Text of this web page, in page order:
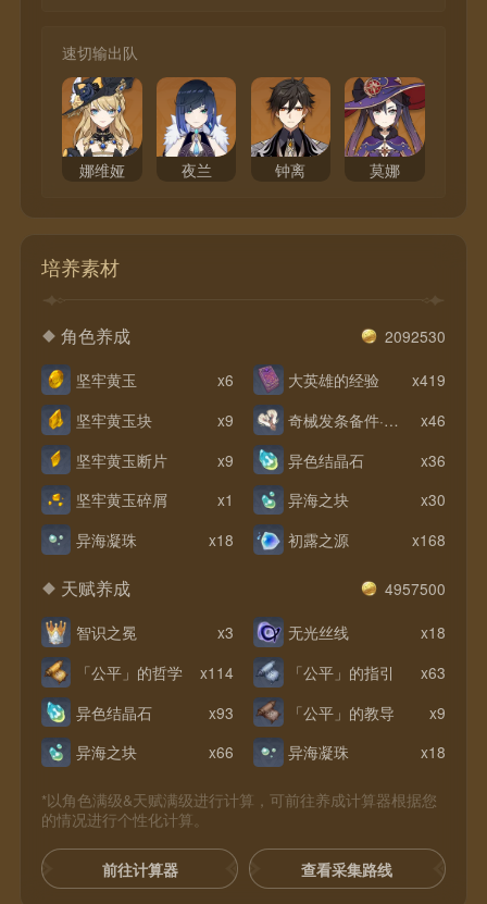
速切输出队
娜维娅 夜兰 钟离 莫娜
培养素材
角色养成 2092530
坚牢黄玉 x6 大英雄的经验
x419
坚牢黄玉块
x9 奇械发条备件·科培琉司
x46
坚牢黄玉断片
x9 异色结晶石
x36
坚牢黄玉碎屑
x1 异海之块
x30
异海凝珠
x18 初露之源 x168
天赋养成 4957500
智识之冕 x3 无光丝线
x18
「公平」的哲学
x114 「公平」的指引
x63
异色结晶石
x93 「公平」的教导
x9
异海之块
x66 异海凝珠 x18
*以角色满级&天赋满级进行计算，可前往养成计算器根据您
的情况进行个性化计算。
前往计算器 查看采集路线